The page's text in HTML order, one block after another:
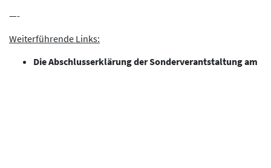
—-
Weiterführende Links:
Die Abschlusserklärung der Sonderverantstaltung am